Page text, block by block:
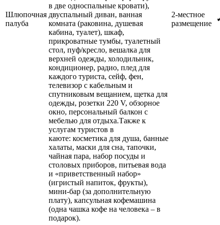
Шлюпочная
палуба
в две односпальные кровати),
двуспальный диван, ванная
комната (раковина, душевая
кабина, туалет), шкаф,
прикроватные тумбы, туалетный
стол, пуф/кресло, вешалка для
верхней одежды, холодильник,
кондиционер, радио, плед для
каждого туриста, сейф, фен,
телевизор с кабельным и
спутниковым вещанием, щетка для
одежды, розетки 220 V, обзорное
окно, персональный балкон с
мебелью для отдыха.Также к
услугам туристов в
каюте: косметика для душа, банные
халаты, маски для сна, тапочки,
чайная пара, набор посуды и
столовых приборов, питьевая вода
и «приветственный набор»
(игристый напиток, фрукты),
мини-бар (за дополнительную
плату), капсульная кофемашина
(одна чашка кофе на человека – в
подарок).
2-местное
размещение